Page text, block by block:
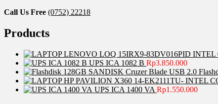
Call Us Free (0752) 22218
Products
UPS ICA 1082 B Rp3.850.000
UPS ICA 1400 VA Rp1.550.000